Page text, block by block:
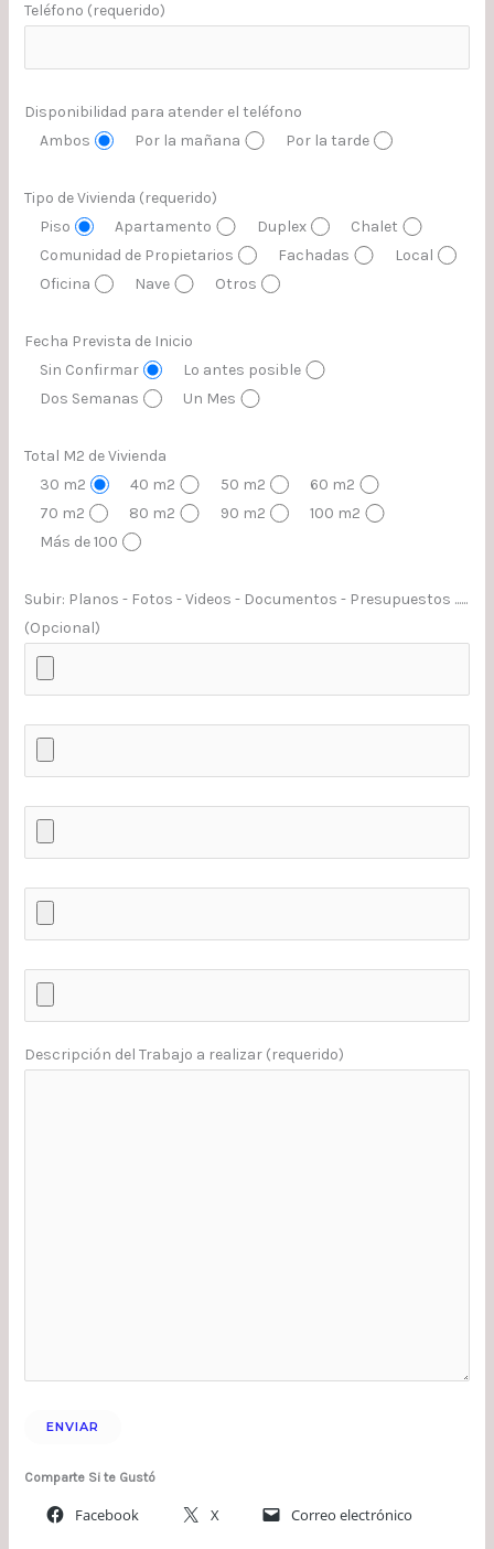
Teléfono (requerido)
Disponibilidad para atender el teléfono
Ambos
Por la mañana Por la tarde
Tipo de Vivienda (requerido)
Piso
Apartamento Duplex
Chalet
Comunidad de Propietarios
Fachadas
Local
Oficina
Nave Otros
Fecha Prevista de Inicio
Sin Confirmar
Lo antes posible
Dos Semanas
Un Mes
Total M2 de Vivienda
30 m2
40 m2 50 m2
60 m2
70 m2
80 m2 90 m2
100 m2
Más de 100
Subir: Planos - Fotos - Videos - Documentos - Presupuestos ......
(Opcional)
Descripción del Trabajo a realizar (requerido)
Comparte Si te Gustó
Facebook X Correo electrónico